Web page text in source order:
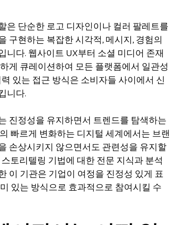
은 단순한 로고 디자인이나 컬러 팔레트를
구현하는 복잡한 시각적, 메시지, 경험의
니다. 웹사이트 UX부터 소셜 미디어 존재
게 큐레이션하여 모든 플랫폼에서 일관성
있는 접근 방식은 소비자들 사이에서 신
니다.
진정성을 유지하면서 트렌드를 탐색하는
빠르게 변화하는 디지털 세계에서는 브랜
손상시키지 않으면서도 관련성을 유지할
토리텔링 기법에 대한 전문 지식과 분석
이 기관은 기업이 여정을 진정성 있게 표
있는 방식으로 효과적으로 참여시킬 수